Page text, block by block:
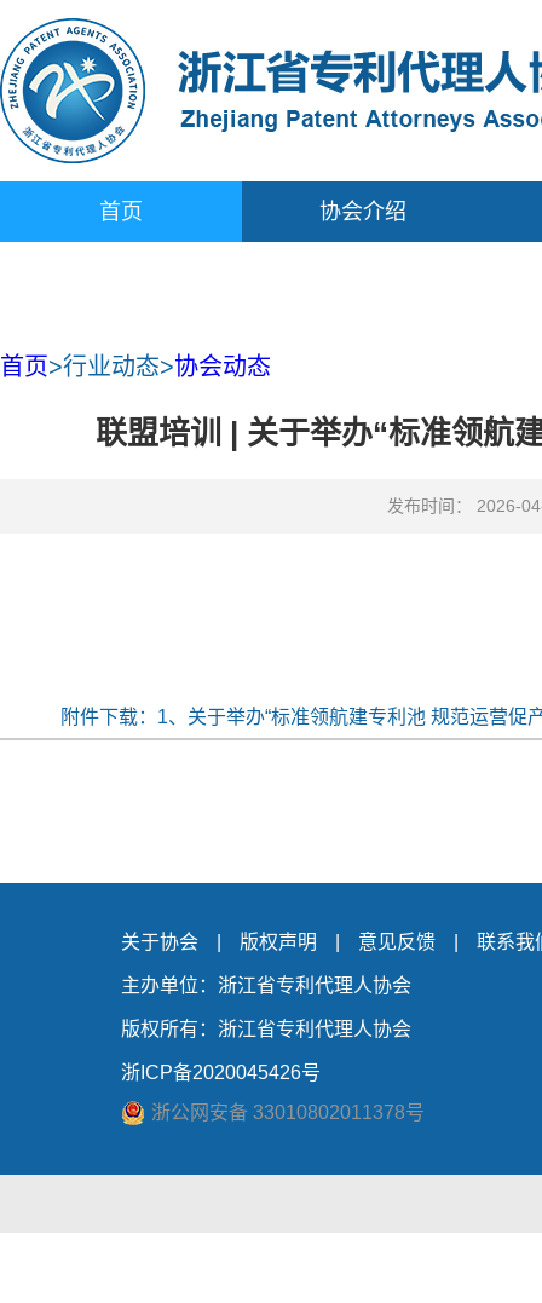
首页 协会介绍
首页>行业动态>协会动态
联盟培训 | 关于举办“标准领航
发布时间： 2026-
附件下载： 1、关于举办“标准领航建专利池 规范运营促
关于协会 版权声明 意见反馈 联系我
主办单位：浙江省专利代理人协会
版权所有：浙江省专利代理人协会
浙ICP备2020045426号
浙公网安备 33010802011378号